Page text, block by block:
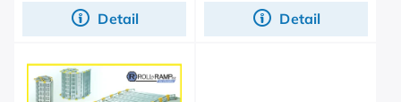
Detail Detail